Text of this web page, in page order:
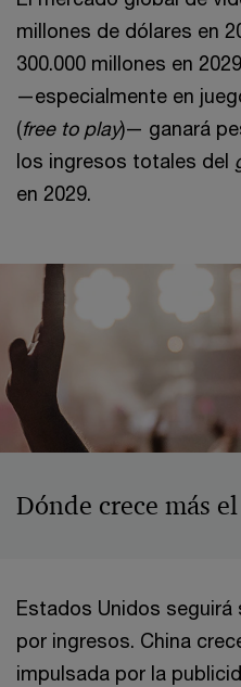
millones de dólares en
300.000 millones en
—especialmente en
(free to play)— ganará
los ingresos totales del
en 2029.
Dónde crece más
Estados Unidos
por ingresos. China
impulsada por la